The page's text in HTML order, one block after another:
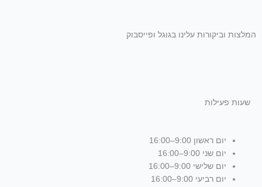
המלצות וביקורות עלינו בגוגל ופייסבוק
שעות פעילות
יום ראשון 9:00–16:00
יום שני 9:00–16:00
יום שלישי 9:00–16:00
יום רביעי 9:00–16:00